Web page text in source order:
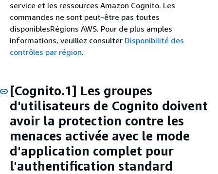
service et les ressources Amazon Cognito. Les
commandes ne sont peut-être pas toutes
disponiblesRégions AWS. Pour de plus amples
informations, veuillez consulter Disponibilité des
contrôles par région.
[Cognito.1] Les groupes
d'utilisateurs de Cognito doivent
avoir la protection contre les
menaces activée avec le mode
d'application complet pour
l'authentification standard